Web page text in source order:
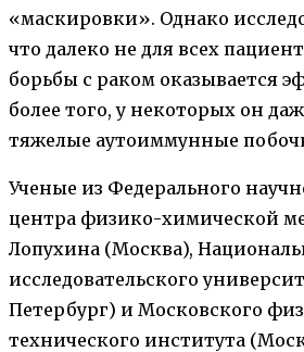
«маскировки». Однако
что далеко не для всех
борьбы с раком оказывается
более того, у некоторых он
тяжелые аутоиммунные
Ученые из Федерального
центра физико-химической
Лопухина (Москва),
исследовательского
Петербург) и Московского
технического института